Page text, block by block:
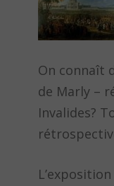
On connaît
de Marly –
Invalides?